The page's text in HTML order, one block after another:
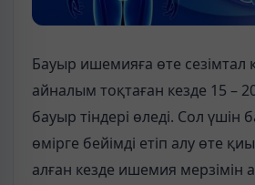
Бауыр ишемияға өте сезімтал
айналым тоқтаған кезде 15 –
бауыр тіндері өледі. Сол
өмірге бейімді етіп алу өте
алған кезде ишемия мерзімін